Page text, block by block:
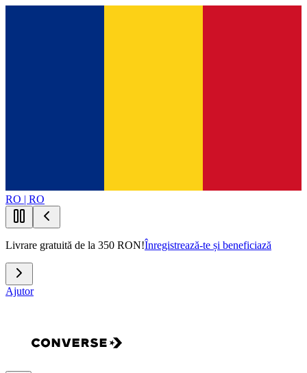
RO | RO
Livrare gratuită de la 350 RON!Înregistrează-te și beneficiază
Ajutor